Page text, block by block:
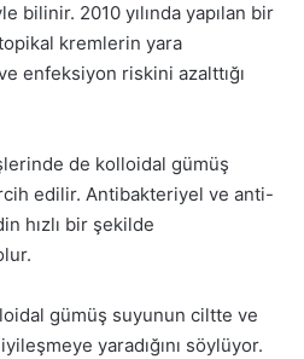
bilinir. 2010 yılında yapılan bir
kremlerin yara
enfeksiyon riskini azalttığı
de kolloidal gümüş
edilir. Antibakteriyel ve anti-
hızlı bir şekilde
gümüş suyunun ciltte ve
yaradığını söylüyor.